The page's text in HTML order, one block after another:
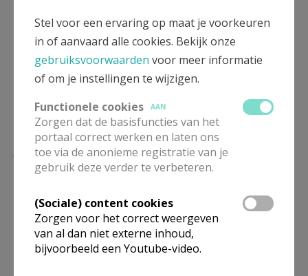
Deel dit artikel
Lees meer
Stel voor een ervaring op maat je voorkeuren
in of aanvaard alle cookies. Bekijk onze
gebruiksvoorwaarden voor meer informatie
of om je instellingen te wijzigen.
Functionele cookies
AAN
Zorgen dat de basisfuncties van het
portaal correct werken en laten ons
toe via de anonieme registratie van je
gebruik deze verder te verbeteren.
(Sociale) content cookies
Zorgen voor het correct weergeven
van al dan niet externe inhoud,
bijvoorbeeld een Youtube-video.